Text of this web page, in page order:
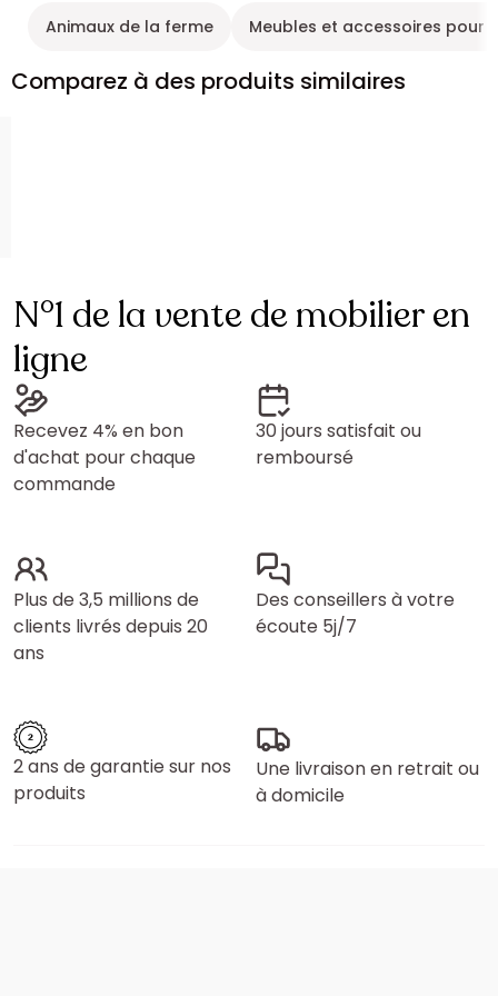
Animaux de la ferme Meubles et accessoires pour
Comparez à des produits similaires
N°1 de la vente de mobilier en
ligne
Recevez 4% en bon
d'achat pour chaque
commande
30 jours satisfait ou
remboursé
Plus de 3,5 millions de
clients livrés depuis 20
ans
Des conseillers à votre
écoute 5j/7
2 ans de garantie sur nos
produits
Une livraison en retrait ou
à domicile